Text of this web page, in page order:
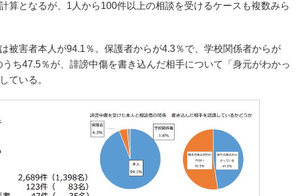
算となるが、1人から100件以上の相談を受けるケースも複数みら
被害者本人が94.1％。保護者からが4.3％で、学校関係者からが
うち47.5％が、誹謗中傷を書き込んだ相手について「身元がわかっ
ている。